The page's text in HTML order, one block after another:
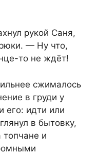
рукой Саня,
— Ну что,
то не ждёт!
сжималось
в груди у
его: идти или
в бытовку,
топчане и